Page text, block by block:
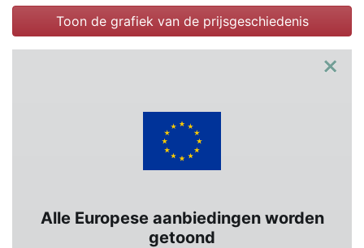
Toon de grafiek van de prijsgeschiedenis
×
Alle Europese aanbiedingen worden
getoond